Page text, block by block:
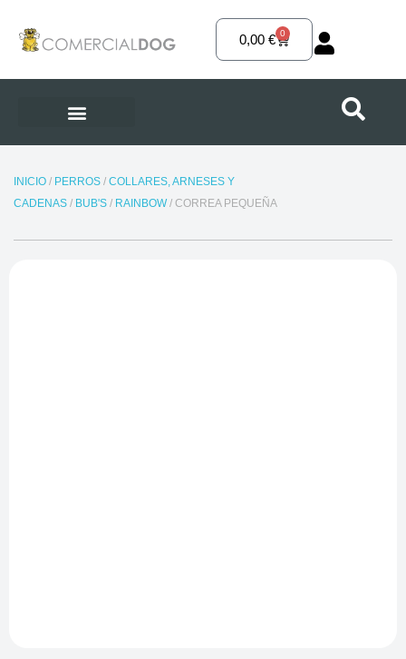
contenido
0,00€ 0
Carrito
INICIO/ PERROS/ COLLARES, ARNESES Y
CADENAS/ BUB'S/ RAINBOW/ CORREA PEQUEÑA